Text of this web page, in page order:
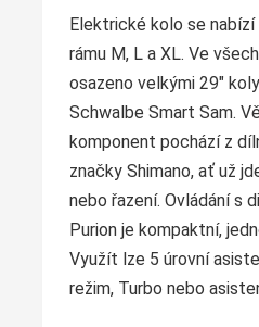
Elektrické kolo se
rámu M, L a XL. Ve
osazeno velkými 29"
Schwalbe Smart Sam.
komponent pochází z
značky Shimano, ať už
nebo řazení. Ovládání s
Purion je kompaktní,
Využít lze 5 úrovní
režim, Turbo nebo